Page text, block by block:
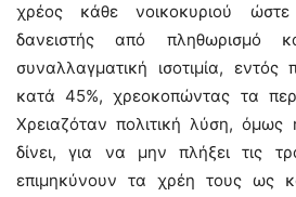
χρέος κάθε νοικοκυριού
δανειστής από πληθωρισμό
συναλλαγματική ισοτιμία,
κατά 45%, χρεοκοπώντας τα
Χρειαζόταν πολιτική λύση,
δίνει, για να μην πλήξει τις
επιμηκύνουν τα χρέη τους ως